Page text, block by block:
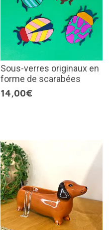
Sous-verres originaux en
forme de scarabées
14,00€